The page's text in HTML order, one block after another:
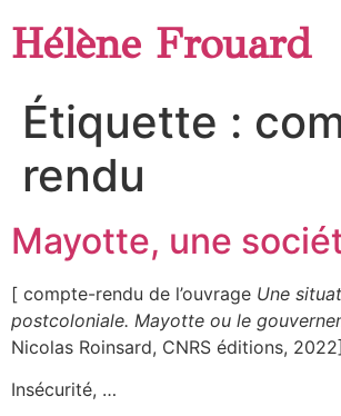
Hélène Frouard
Étiquette :
rendu
Mayotte, une
[ compte-rendu de l’ouvrage Une
postcoloniale. Mayotte ou le
Nicolas Roinsard, CNRS éditions, 2022]
Insécurité, …